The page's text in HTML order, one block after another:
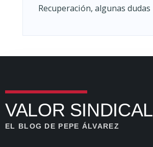
Recuperación, algunas dudas
VALOR SINDICAL
EL BLOG DE PEPE ÁLVAREZ